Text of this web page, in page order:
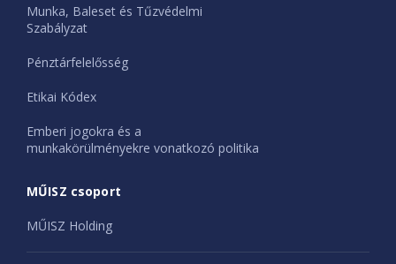
Munka, Baleset és Tűzvédelmi
Szabályzat
Pénztárfelelősség
Etikai Kódex
Emberi jogokra és a
munkakörülményekre vonatkozó politika
MŰISZ csoport
MŰISZ Holding